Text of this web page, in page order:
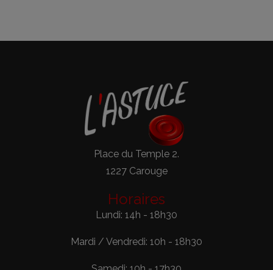
Place du Temple 2.
1227 Carouge
Horaires
Lundi: 14h - 18h30
Mardi / Vendredi: 10h - 18h30